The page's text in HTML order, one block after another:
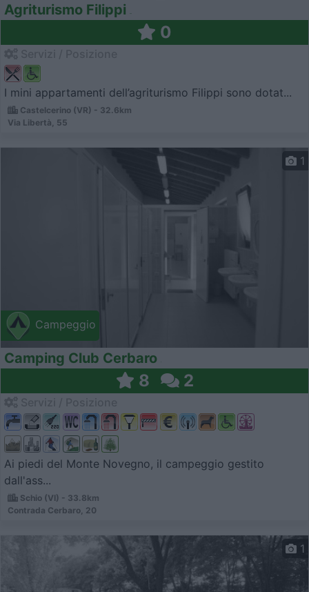
Agriturismo Filippi
0
I mini appartamenti dell’agriturismo Filippi sono dotat...
Castelcerino (VR) - 32.6km
Via Libertà, 55
Campeggio
1
Camping Club Cerbaro
8 2
Ai piedi del Monte Novegno, il campeggio gestito
dall'ass...
Schio (VI) - 33.8km
Contrada Cerbaro, 20
1